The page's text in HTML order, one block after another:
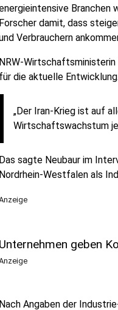
Branchen
Forscher damit, dass
Verbrauchern
NRW-
für die aktuelle Entwicklung.
„Der Iran-Krieg ist auf
Wirtschaftswachstum
Das sagte Neubaur im
Nordrhein-Westfalen als
Unternehmen geben
Nach Angaben der